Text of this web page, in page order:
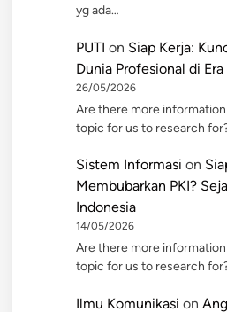
yg ada…
PUTI on Siap Kerja:
Dunia Profesional di
26/05/2026
Are there more
topic for us to research
Sistem Informasi on
Membubarkan PKI?
Indonesia
14/05/2026
Are there more
topic for us to research
Ilmu Komunikasi on